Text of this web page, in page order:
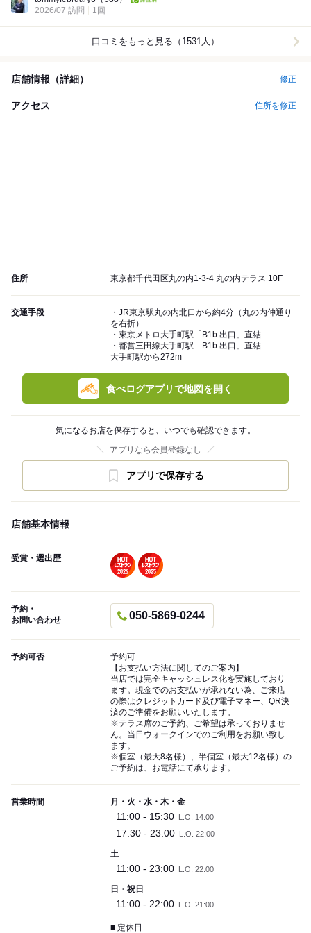
2026/07 訪問
1回
口コミをもっと見る（1531人）
店舗情報（詳細） 修正
アクセス 住所を修正
住所 東京都千代田区丸の内1-3-4 丸の内テラス 10F
交通手段
・JR東京駅丸の内北口から約4分（丸の内仲通り
を右折）
・東京メトロ大手町駅「B1b 出口」直結
・都営三田線大手町駅「B1b 出口」直結
大手町駅から272m
食べログアプリで地図を開く
気になるお店を保存すると、いつでも確認できます。
アプリなら会員登録なし
アプリで保存する
店舗基本情報
受賞・選出歴
予約・
お問い合わせ
050-5869-0244
予約可否
予約可
【お支払い方法に関してのご案内】
当店では完全キャッシュレス化を実施しており
ます。現金でのお支払いが承れない為、ご来店
の際はクレジットカード及び電子マネー、QR決
済のご準備をお願いいたします。
※テラス席のご予約、ご希望は承っておりませ
ん。当日ウォークインでのご利用をお願い致し
ます。
※個室（最大8名様）、半個室（最大12名様）の
ご予約は、お電話にて承ります。
営業時間 月・火・水・木・金
11:00 - 15:30 L.O. 14:00
17:30 - 23:00 L.O. 22:00
土
11:00 - 23:00 L.O. 22:00
日・祝日
11:00 - 22:00 L.O. 21:00
■ 定休日